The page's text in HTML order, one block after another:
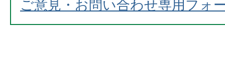
ご意見・お問い合わせ専用フォ